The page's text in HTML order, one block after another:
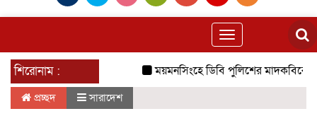
Toggle
navigation
শিরোনাম : ময়মনসিংহে ডিবি পুলিশের মাদকবিরোধী
প্রচ্ছদ সারাদেশ